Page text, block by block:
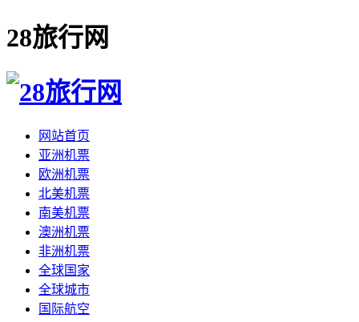
28旅行网
网站首页
亚洲机票
欧洲机票
北美机票
南美机票
澳洲机票
非洲机票
全球国家
全球城市
国际航空